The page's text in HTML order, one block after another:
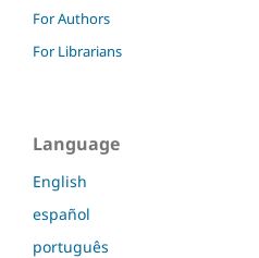
For Authors
For Librarians
Language
English
español
português